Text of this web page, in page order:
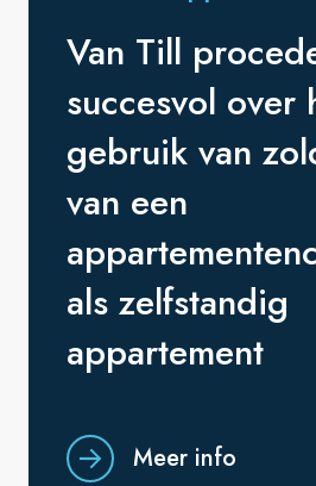
Van Till
succesvol over
gebruik van
van een
als zelfstandig
appartement
Meer info